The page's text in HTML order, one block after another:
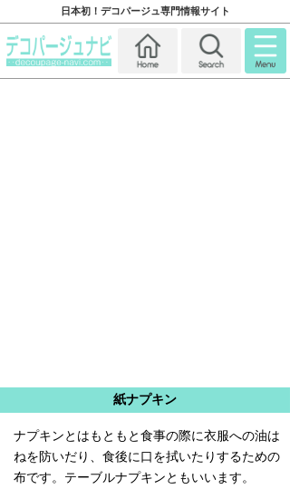
日本初！デコパージュ専門情報サイト
紙ナプキン
ナプキンとはもともと食事の際に衣服への油は
ねを防いだり、食後に口を拭いたりするための
布です。テーブルナプキンともいいます。